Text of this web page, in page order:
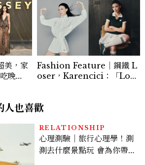
美，家
晚
Fashion Feature｜鋼鐵 L
oser，Karencici：「Love
己。」
人也喜歡
RELATIONSHIP
心理測驗｜旅行心理學！測
測去什麼景點玩 會為你帶來